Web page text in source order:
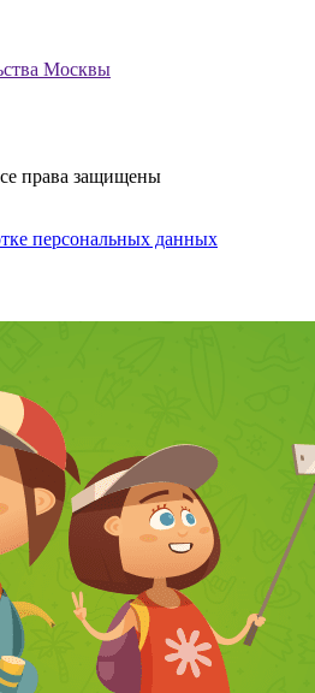
Москвы
права защищены
персональных данных